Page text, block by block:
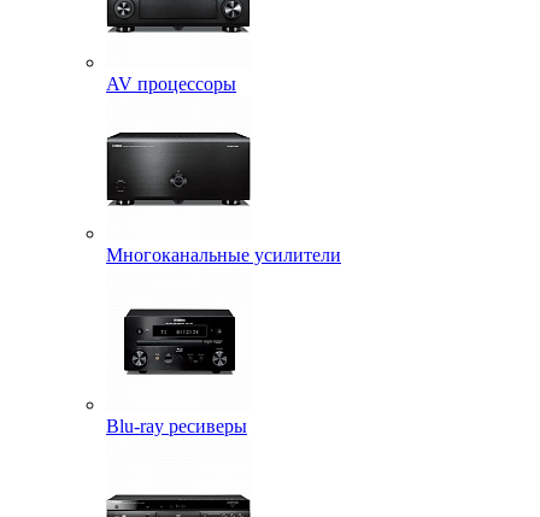
AV процессоры
Многоканальные усилители
Blu-ray ресиверы